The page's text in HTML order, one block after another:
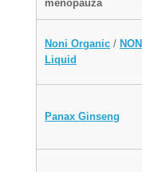
menopauza
Noni Organic / NONI
Liquid
Panax Ginseng